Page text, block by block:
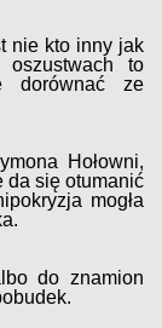
nie kto inny jak
oszustwach to
dorównać ze
Hołowni,
da się otumanić
mogła
do znamion